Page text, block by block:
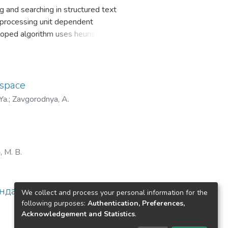
and searching in structured text
unit dependent
algorithm uses heuristics to
It can be applied to any
non-sequential access to
in performance comparisons.
expressions to specify search
In worst cases, our
; Zavgorodnya, A.
M. B.
We collect and process your personal information for the
following purposes: Authentication, Preferences,
Acknowledgement and Statistics.